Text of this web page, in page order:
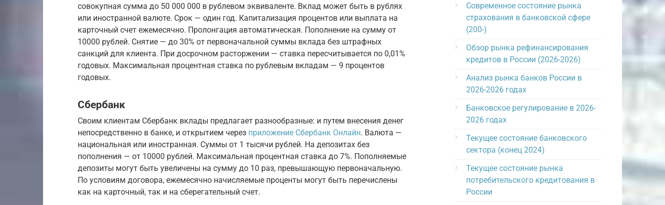
совокупная сумма до 50 000 000 в рублевом эквиваленте. Вклад может быть в рублях
или иностранной валюте. Срок — один год. Капитализация процентов или выплата на
карточный счет ежемесячно. Пролонгация автоматическая. Пополнение на сумму от
10000 рублей. Снятие — до 30% от первоначальной суммы вклада без штрафных
санкций для клиента. При досрочном расторжении — ставка пересчитывается по 0,01%
годовых. Максимальная процентная ставка по рублевым вкладам — 9 процентов
годовых.
Сбербанк
Своим клиентам Сбербанк вклады предлагает разнообразные: и путем внесения денег
непосредственно в банке, и открытием через приложение Сбербанк Онлайн. Валюта —
национальная или иностранная. Суммы от 1 тысячи рублей. На депозитах без
пополнения — от 10000 рублей. Максимальная процентная ставка до 7%. Пополняемые
депозиты могут быть увеличены на сумму до 10 раз, превышающую первоначальную.
По условиям договора, ежемесячно начисляемые проценты могут быть перечислены
как на карточный, так и на сберегательный счет.
Современное состояние рынка
страхования в банковской сфере
(200-)
Обзор рынка рефинансирования
кредитов в России (2026-2026)
Анализ рынка банков России в
2026-2026 годах
Банковское регулирование в 2026-
2026 годах
Текущее состояние банковского
сектора (конец 2024)
Текущее состояние рынка
потребительского кредитования в
России